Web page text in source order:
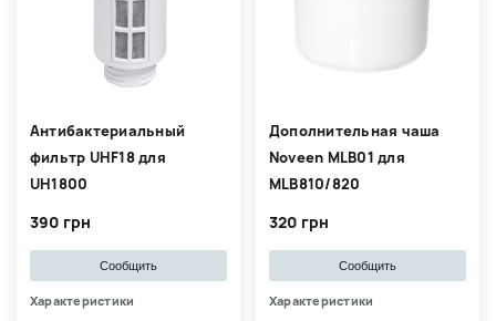
Антибактериальный
фильтр UHF18 для
UH1800
390 грн
Сообщить
Характеристики
Дополнительная чаша
Noveen MLB01 для
MLB810/820
320 грн
Сообщить
Характеристики